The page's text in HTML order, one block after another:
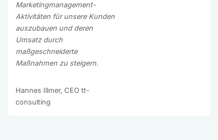
Marketingmanagement-
Aktivitäten für unsere Kunden
auszubauen und deren
Umsatz durch
maßgeschneiderte
Maßnahmen zu steigern.
Hannes Illmer, CEO tt-
consulting